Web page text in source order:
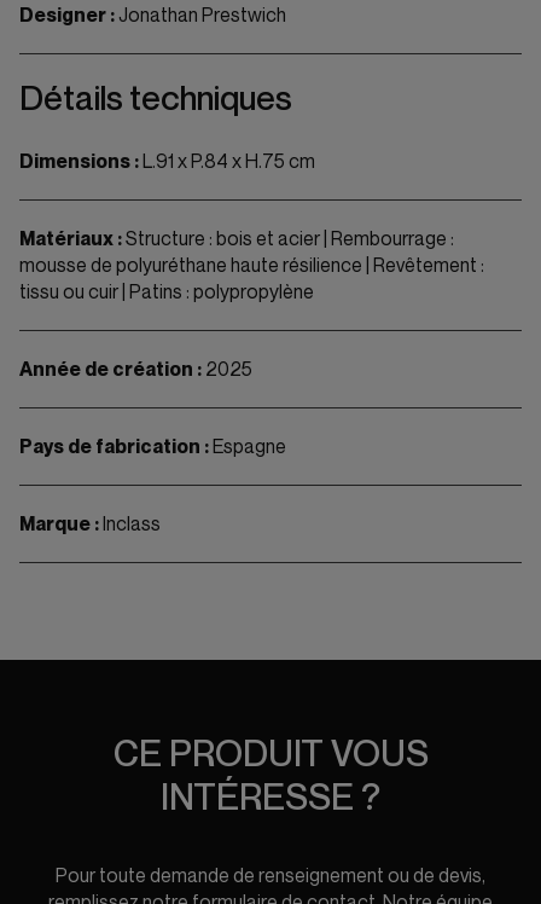
Designer :Jonathan Prestwich
Détails techniques
Dimensions :L.91 x P.84 x H.75 cm
Matériaux :Structure : bois et acier | Rembourrage :
mousse de polyuréthane haute résilience | Revêtement :
tissu ou cuir | Patins : polypropylène
Année de création : 2025
Pays de fabrication :Espagne
Marque :Inclass
CE PRODUIT VOUS
INTÉRESSE ?
Pour toute demande de renseignement ou de devis,